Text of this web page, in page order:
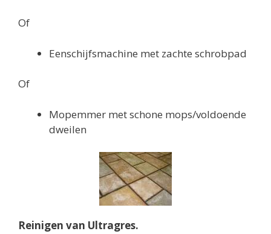
Of
Eenschijfsmachine met zachte schrobpad
Of
Mopemmer met schone mops/voldoende
dweilen
Reinigen van Ultragres.